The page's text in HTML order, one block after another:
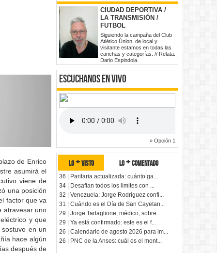
de Enrico
asumirá el
viene de
una posición
factor que va
atravesar uno
y que
en un
hace algún
después de
CIUDAD DEPORTIVA /
LA TRANSMISIÓN /
FUTBOL
Siguiendo la campaña del Club
Atlético Únion, de local y
visitante estamos en todas las
canchas y categorías. // Relata:
Dario Espindola.
Escuchanos en vivo
» Opción 1
lo + visto lo + comentado
36 | Paritaria actualizada: cuánto ga...
34 | Desafían todos los límites con ...
32 | Venezuela: Jorge Rodríguez confi...
31 | Cuándo es el Día de San Cayetan...
29 | Jorge Tartaglione, médico, sobre...
29 | Ya está confirmado: este es el f...
26 | Calendario de agosto 2026 para im...
26 | PNC de la Anses: cuál es el mont...